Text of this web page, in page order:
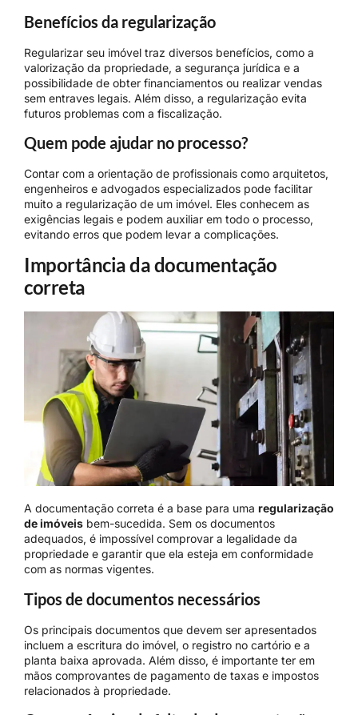
Benefícios da regularização
Regularizar seu imóvel traz diversos benefícios, como a
valorização da propriedade, a segurança jurídica e a
possibilidade de obter financiamentos ou realizar vendas
sem entraves legais. Além disso, a regularização evita
futuros problemas com a fiscalização.
Quem pode ajudar no processo?
Contar com a orientação de profissionais como arquitetos,
engenheiros e advogados especializados pode facilitar
muito a regularização de um imóvel. Eles conhecem as
exigências legais e podem auxiliar em todo o processo,
evitando erros que podem levar a complicações.
Importância da documentação
correta
A documentação correta é a base para uma regularização
de imóveis bem-sucedida. Sem os documentos
adequados, é impossível comprovar a legalidade da
propriedade e garantir que ela esteja em conformidade
com as normas vigentes.
Tipos de documentos necessários
Os principais documentos que devem ser apresentados
incluem a escritura do imóvel, o registro no cartório e a
planta baixa aprovada. Além disso, é importante ter em
mãos comprovantes de pagamento de taxas e impostos
relacionados à propriedade.